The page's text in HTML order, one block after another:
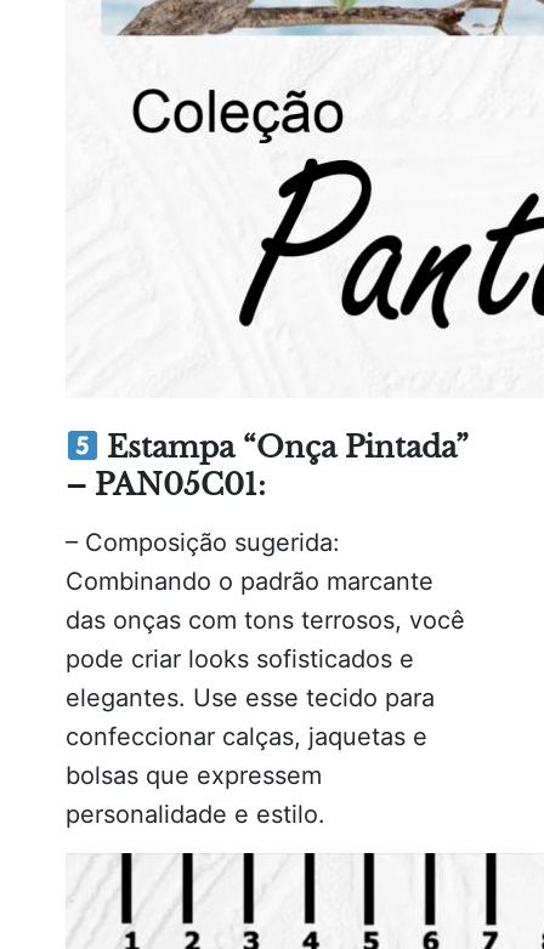
Estampa “Onça Pintada”
– PAN05C01:
– Composição sugerida:
Combinando o padrão marcante
das onças com tons terrosos, você
pode criar looks sofisticados e
elegantes. Use esse tecido para
confeccionar calças, jaquetas e
bolsas que expressem
personalidade e estilo.